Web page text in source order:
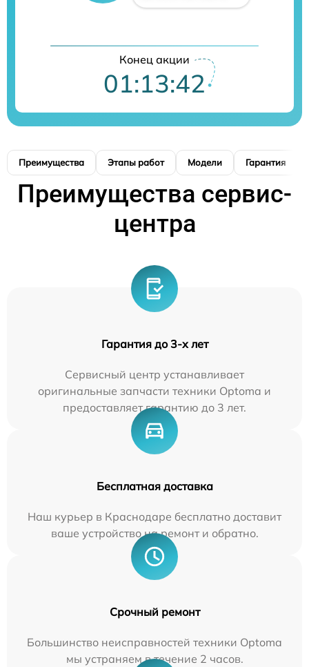
Конец акции
01:13:41
Преимущества Этапы работ Модели Гарантия
Преимущества сервис-
центра
Гарантия до 3-х лет
Сервисный центр устанавливает
оригинальные запчасти техники Optoma и
предоставляет гарантию до 3 лет.
Бесплатная доставка
Наш курьер в Краснодаре бесплатно доставит
ваше устройство на ремонт и обратно.
Срочный ремонт
Большинство неисправностей техники Optoma
мы устраняем в течение 2 часов.